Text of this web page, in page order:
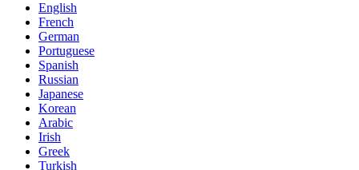
English
French
German
Portuguese
Spanish
Russian
Japanese
Korean
Arabic
Irish
Greek
Turkish